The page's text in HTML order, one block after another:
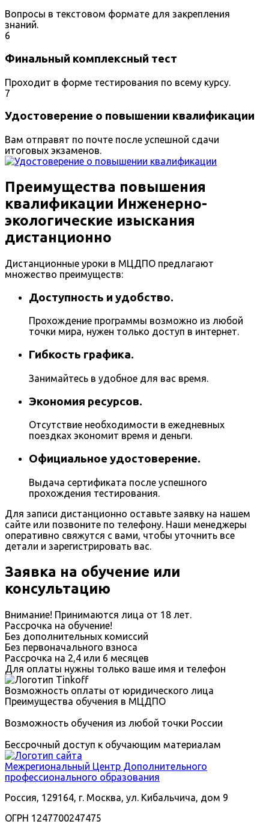
Вопросы в текстовом формате для закрепления
знаний.
6
Финальный комплексный тест
Проходит в форме тестирования по всему курсу.
7
Удостоверение о повышении квалификации
Вам отправят по почте после успешной сдачи
итоговых экзаменов.
Преимущества повышения
квалификации Инженерно-
экологические изыскания
дистанционно
Дистанционные уроки в МЦДПО предлагают
множество преимуществ:
Доступность и удобство.
Прохождение программы возможно из любой
точки мира, нужен только доступ в интернет.
Гибкость графика.
Занимайтесь в удобное для вас время.
Экономия ресурсов.
Отсутствие необходимости в ежедневных
поездках экономит время и деньги.
Официальное удостоверение.
Выдача сертификата после успешного
прохождения тестирования.
Для записи дистанционно оставьте заявку на нашем
сайте или позвоните по телефону. Наши менеджеры
оперативно свяжутся с вами, чтобы уточнить все
детали и зарегистрировать вас.
Заявка на обучение или
консультацию
Внимание! Принимаются лица от 18 лет.
Рассрочка на обучение!
Без дополнительных комиссий
Без первоначального взноса
Рассрочка на 2,4 или 6 месяцев
Для оплаты нужны только ваше имя и телефон
Возможность оплаты от юридического лица
Преимущества обучения в МЦДПО
Возможность обучения из любой точки России
Бессрочный доступ к обучающим материалам
Межрегиональный Центр Дополнительного
профессионального образования
Россия, 129164, г. Москва, ул. Кибальчича, дом 9
ОГРН 1247700247475